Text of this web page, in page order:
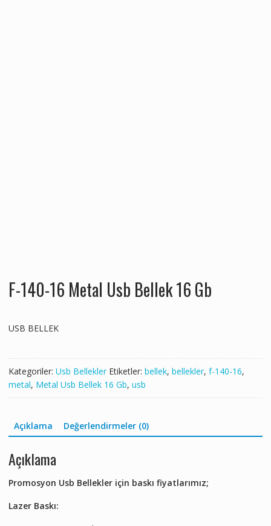
F-140-16 Metal Usb Bellek 16 Gb
USB BELLEK
Kategoriler: Usb Bellekler Etiketler: bellek, bellekler, f-140-16,
metal, Metal Usb Bellek 16 Gb, usb
Açıklama Değerlendirmeler (0)
Açıklama
Promosyon Usb Bellekler için baskı fiyatlarımız;
Lazer Baskı: